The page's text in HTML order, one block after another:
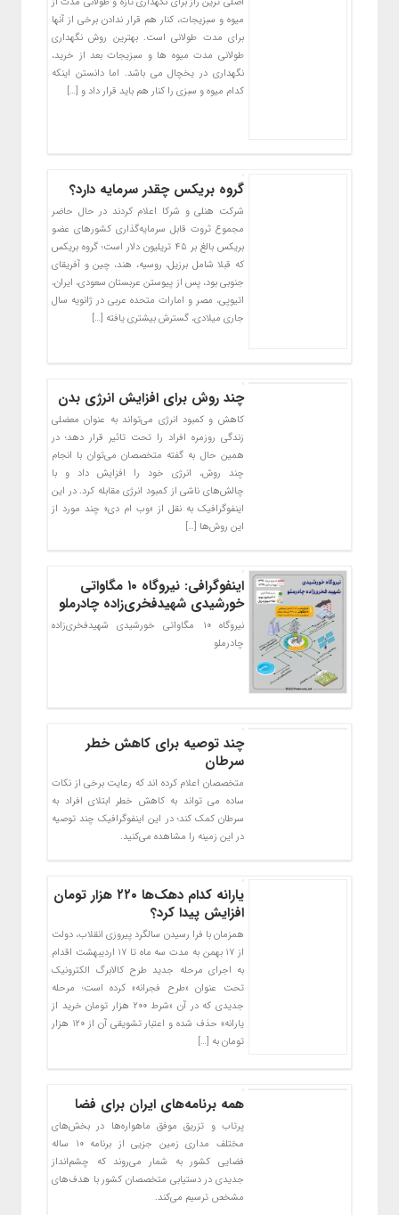
میوه و سبزیجات، کنار هم قرار ندادن برخی از آنها
برای مدت طولانی است. بهترین روش نگهداری
طولانی مدت میوه ها و سبزیجات بعد از خرید،
نگهداری در یخچال می باشد. اما دانستن اینکه
کدام میوه و سبزی را کنار هم باید قرار داد و […]
گروه بریکس چقدر سرمایه دارد؟
شرکت هنلی و شرکا اعلام کردند در حال حاضر
مجموع ثروت قابل سرمایه‌گذاری کشورهای عضو
بریکس بالغ بر ۴۵ تریلیون دلار است؛ گروه بریکس
که قبلا شامل برزیل، روسیه، هند، چین و آفریقای
جنوبی بود، پس از پیوستن عربستان سعودی، ایران،
اتیوپی، مصر و امارات متحده عربی در ژانویه سال
جاری میلادی، گسترش بیشتری یافته […]
چند روش برای افزایش انرژی بدن
کاهش و کمبود انرژی می‌تواند به عنوان معضلی
زندگی روزمره افراد را تحت تاثیر قرار دهد؛ در
همین حال به گفته متخصصان می‌توان با انجام
چند روش، انرژی خود را افزایش داد و با
چالش‌های ناشی از کمبود انرژی مقابله کرد. در این
اینفوگرافیک به نقل از «وب ام دی» چند مورد از
این روش‌ها […]
اینفوگرافی: نیروگاه ۱۰ مگاواتی
خورشیدی شهید‌فخری‌زاده چادرملو
نیروگاه ۱۰ مگاواتی خورشیدی شهید‌فخری‌زاده
چادرملو
چند توصیه برای کاهش خطر
سرطان
متخصصان اعلام کرده اند که رعایت برخی از نکات
ساده می تواند به کاهش خطر ابتلای افراد به
سرطان کمک کند؛ در این اینفوگرافیک چند توصیه
در این زمینه را مشاهده می‌کنید.
یارانه کدام دهک‌ها ۲۲۰ هزار تومان
افزایش پیدا کرد؟
همزمان با فرا رسیدن سالگرد پیروزی انقلاب، دولت
از ۱۷ بهمن‌ به مدت سه ماه تا ۱۷ اردیبهشت‌ اقدام
به اجرای مرحله جدید طرح کالابرگ الکترونیک
تحت عنوان «طرح فجرانه» کرده است؛ مرحله
جدیدی که در آن «شرط ۲۰۰ هزار تومان خرید از
یارانه» حذف شده و اعتبار تشویقی آن از ۱۲۰ هزار
تومان به […]
همه برنامه‌های ایران برای فضا
پرتاب و تزریق موفق ماهواره‌ها در بخش‌های
مختلف مداری زمین جزیی از برنامه ۱۰ ساله
فضایی کشور به شمار می‌روند که چشم‌انداز
جدیدی در دستیابی متخصصان کشور با هدف‌های
مشخص ترسیم می‌کند.